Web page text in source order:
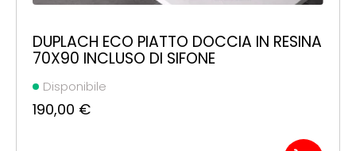
DUPLACH ECO PIATTO DOCCIA IN RESINA
70X90 INCLUSO DI SIFONE
Disponibile
190,00 €